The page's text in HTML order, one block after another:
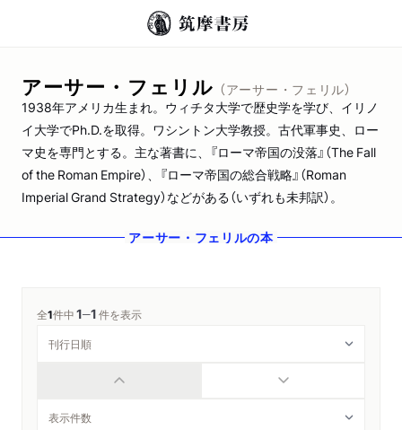
アーサー・フェリル （アーサー・フェリル）
1938年アメリカ生まれ。ウィチタ大学で歴史学を学び、イリノ
イ大学でPh.D.を取得。ワシントン大学教授。古代軍事史、ロー
マ史を専門とする。主な著書に、『ローマ帝国の没落』（The Fall
of the Roman Empire）、『ローマ帝国の総合戦略』（Roman
Imperial Grand Strategy）などがある（いずれも未邦訳）。
アーサー・フェリルの本
全1件中1─1件を表示